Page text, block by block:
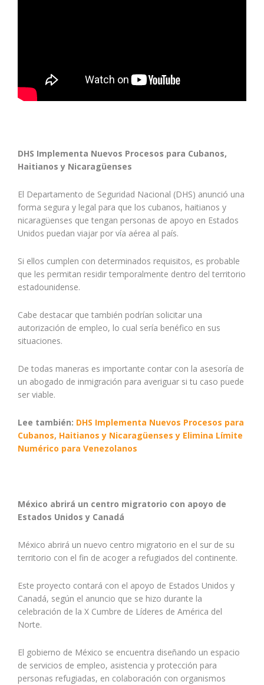
DHS Implementa Nuevos Procesos para Cubanos,
Haitianos y Nicaragüenses
El Departamento de Seguridad Nacional (DHS) anunció una
forma segura y legal para que los cubanos, haitianos y
nicaragüenses que tengan personas de apoyo en Estados
Unidos puedan viajar por vía aérea al país.
Si ellos cumplen con determinados requisitos, es probable
que les permitan residir temporalmente dentro del territorio
estadounidense.
Cabe destacar que también podrían solicitar una
autorización de empleo, lo cual sería benéfico en sus
situaciones.
De todas maneras es importante contar con la asesoría de
un abogado de inmigración para averiguar si tu caso puede
ser viable.
Lee también: DHS Implementa Nuevos Procesos para
Cubanos, Haitianos y Nicaragüenses y Elimina Límite
Numérico para Venezolanos
México abrirá un centro migratorio con apoyo de
Estados Unidos y Canadá
México abrirá un nuevo centro migratorio en el sur de su
territorio con el fin de acoger a refugiados del continente.
Este proyecto contará con el apoyo de Estados Unidos y
Canadá, según el anuncio que se hizo durante la
celebración de la X Cumbre de Líderes de América del
Norte.
El gobierno de México se encuentra diseñando un espacio
de servicios de empleo, asistencia y protección para
personas refugiadas, en colaboración con organismos